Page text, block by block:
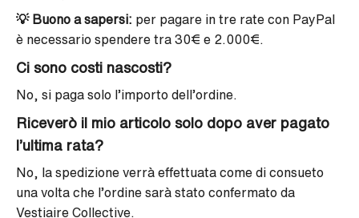
💡 Buono a sapersi: per pagare in tre rate con PayPal
è necessario spendere tra 30€ e 2.000€.
Ci sono costi nascosti?
No, si paga solo l’importo dell’ordine.
Riceverò il mio articolo solo dopo aver pagato
l’ultima rata?
No, la spedizione verrà effettuata come di consueto
una volta che l’ordine sarà stato confermato da
Vestiaire Collective.